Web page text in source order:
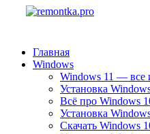
Главная
Windows
Windows 11 — все
Установка
Всё про Windows
Установка
Скачать Windows